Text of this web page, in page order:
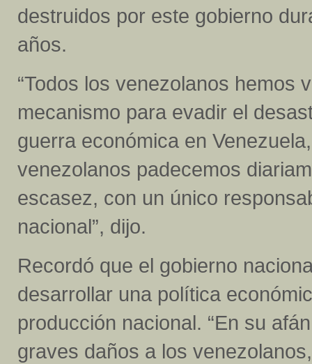
destruidos por este gobierno
años.
“Todos los venezolanos hemos
mecanismo para evadir el
guerra económica en
venezolanos padecemos
escasez, con un único
nacional”, dijo.
Recordó que el gobierno
desarrollar una política
producción nacional. “En su
graves daños a los